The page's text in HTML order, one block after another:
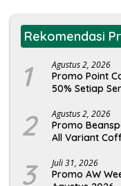
Rekomendasi
1 Agustus 2, 2026
Promo Point
50% Setiap
2 Agustus 2, 2026
Promo
All Variant
3 Juli 31, 2026
Promo AW